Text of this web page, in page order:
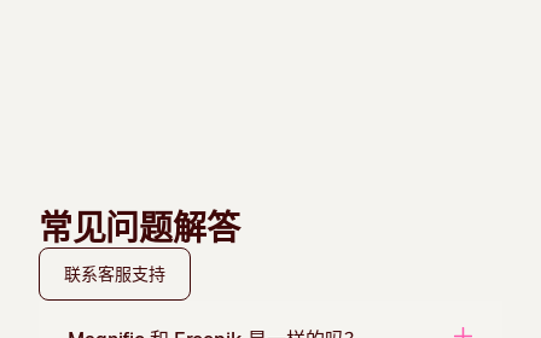
常见问题解答
联系客服支持